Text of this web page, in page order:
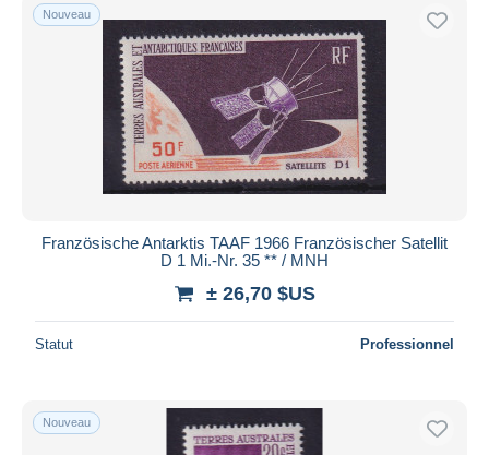
Nouveau
Französische Antarktis TAAF 1966 Französischer Satellit
D 1 Mi.-Nr. 35 ** / MNH
± 26,70 $US
Statut Professionnel
Nouveau